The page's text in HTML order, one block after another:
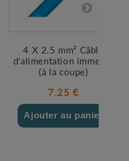
4 X 2.5 mm² Câble
d'alimentation immergé
(à la coupe)
7.25 €
Ajouter au panier